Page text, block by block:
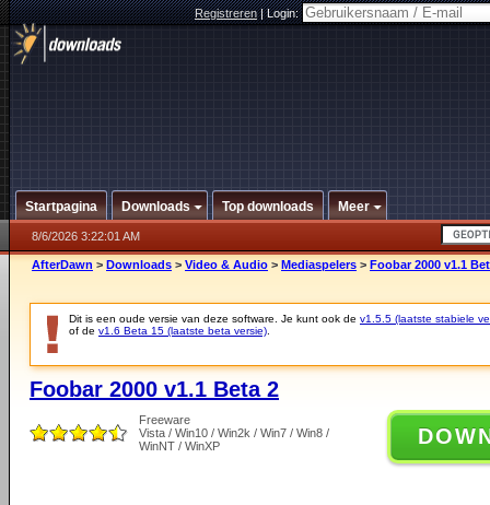
Registreren|Login:
Startpagina Downloads Top downloads Meer
8/6/2026 3:22:01 AM
AfterDawn > Downloads > Video & Audio > Mediaspelers > Foobar 2000 v1.1
Dit is een oude versie van deze software. Je kunt ook de v1.5.5 (laatste stabiele
of de v1.6 Beta 15 (laatste beta versie)
Foobar 2000 v1.1 Beta 2
Freeware
Vista / Win10 / Win2k / Win7 / Win8 /
WinNT / WinXP